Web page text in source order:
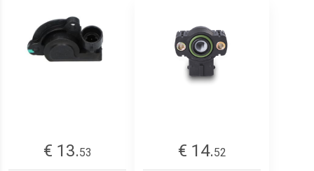
€ 13.53
€ 14.52